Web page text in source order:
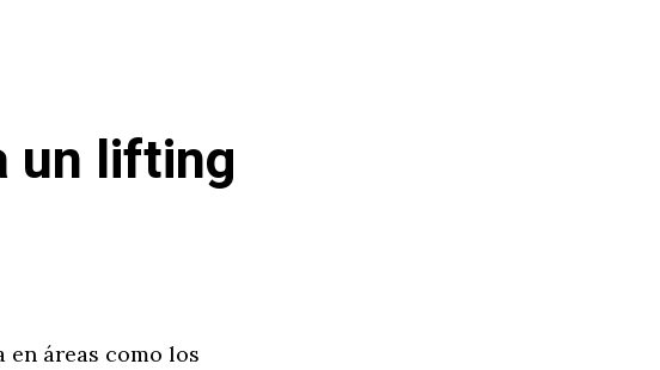
un lifting
en áreas como los